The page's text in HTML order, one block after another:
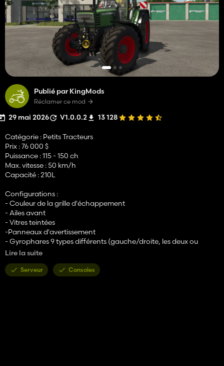
Publié par KingMods
Réclamer ce mod
29 mai 2026 V1.0.0.2 13 128
Catégorie : Petits Tracteurs
Prix : 76 000 $
Puissance : 115 - 150 ch
Max. vitesse : 50 km/h
Capacité : 210L
Configurations :
- Couleur de la grille d'échappement
- Ailes avant
- Vitres teintées
-Panneaux d'avertissement
- Gyrophares 9 types différents (gauche/droite, les deux ou
aucun)
Hauer XB ou chargeur frontal série Lizard 200)
- Couleur du châssis
Lire la suite
Serveur Consoles